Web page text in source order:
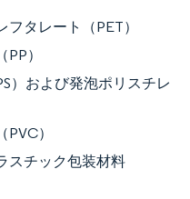
フタレート（PET）
）
）および発泡ポリスチレ
）
スチック包装材料